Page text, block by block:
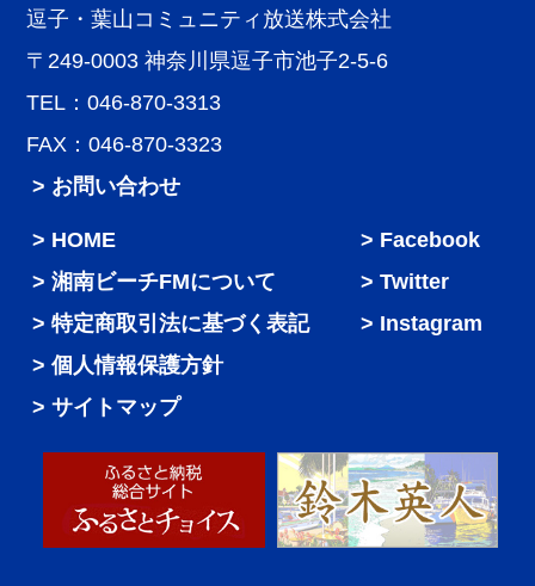
逗子・葉山コミュニティ放送株式会社
〒249-0003 神奈川県逗子市池子2-5-6
TEL：046-870-3313
FAX：046-870-3323
> お問い合わせ
HOME
湘南ビーチFMについて
特定商取引法に基づく表記
個人情報保護方針
サイトマップ
Facebook
Twitter
Instagram